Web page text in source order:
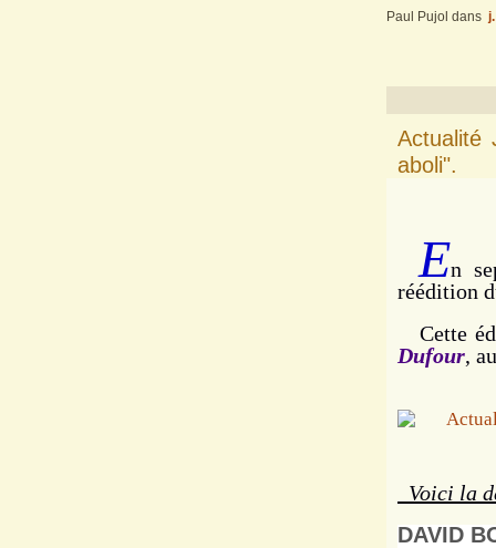
Paul Pujol dans
Actualité
aboli".
En
réédition
Cette
Dufour,
Voici la
DAVID